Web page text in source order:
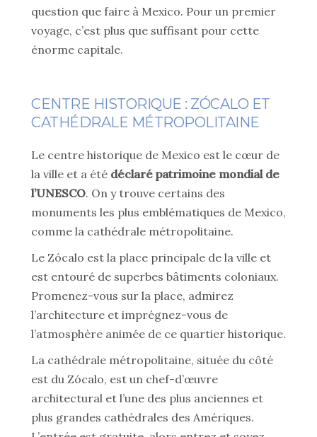
question que faire à Mexico. Pour un premier
voyage, c’est plus que suffisant pour cette
énorme capitale.
CENTRE HISTORIQUE : ZÓCALO ET
CATHÉDRALE MÉTROPOLITAINE
Le centre historique de Mexico est le cœur de
la ville et a été déclaré patrimoine mondial de
l’UNESCO. On y trouve certains des
monuments les plus emblématiques de Mexico,
comme la cathédrale métropolitaine.
Le Zócalo est la place principale de la ville et
est entouré de superbes bâtiments coloniaux.
Promenez-vous sur la place, admirez
l’architecture et imprégnez-vous de
l’atmosphère animée de ce quartier historique.
La cathédrale métropolitaine, située du côté
est du Zócalo, est un chef-d’œuvre
architectural et l’une des plus anciennes et
plus grandes cathédrales des Amériques.